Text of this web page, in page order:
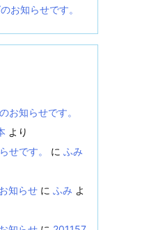
お知らせです。
お知らせです。
より
せです。
に ふみ
知らせ に ふみ よ